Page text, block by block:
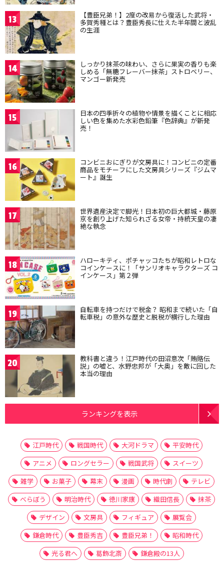
13 【豊臣兄弟！】2度の改易から復活した武将・
多賀秀種とは？豊臣秀長に仕えた半年間と波乱
の生涯
14 しっかり抹茶の味わい、さらに果実の香りも楽
しめる「無糖フレーバー抹茶」ストロベリー、
マンゴー新発売
15 日本の四季折々の植物や情景を描くことに相応
しい色を集めた水彩色鉛筆『色辞典』が新発
売！
16 コンビニおにぎりが文房具に！コンビニの定番
商品をモチーフにした文房具シリーズ『ジムマ
ート』誕生
17 世界遺産決定で脚光！日本初の巨大都城・藤原
京を創り上げた知られざる女帝・持統天皇の凄
絶な執念
18 ハローキティ、ポチャッコたちが昭和レトロな
コインケースに！「サンリオキャラクターズ コ
インケース」第２弾
19 自転車を持つだけで税金？ 昭和まで続いた「自
転車税」の意外な歴史と脱税が横行した理由
20 教科書と違う！江戸時代の田沼意次「賄賂伝
説」の嘘と、水野忠邦が「大奥」を敵に回した
本当の理由
ランキングを表示
江戸時代 戦国時代 大河ドラマ
平安時代
アニメ
ロングセラー 戦国武将
スイーツ
雑学
お菓子 幕末 漫画 時代劇
テレビ
べらぼう
明治時代 徳川家康 織田信長
抹茶
デザイン
文房具 フィギュア
展覧会
鎌倉時代
豊臣秀吉 豊臣兄弟！
昭和時代
光る君へ
葛飾北斎 鎌倉殿の13人